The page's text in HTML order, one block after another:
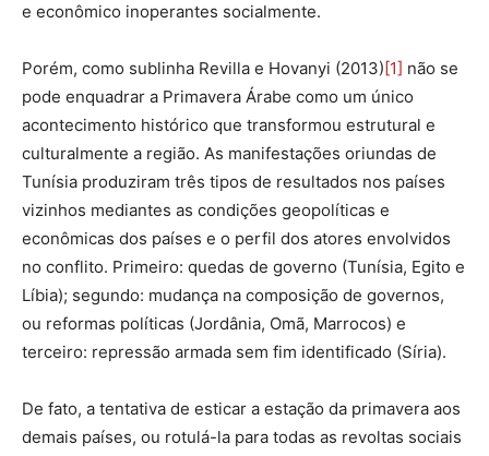
e econômico inoperantes socialmente.
Porém, como sublinha Revilla e Hovanyi (2013)[1] não se
pode enquadrar a Primavera Árabe como um único
acontecimento histórico que transformou estrutural e
culturalmente a região. As manifestações oriundas de
Tunísia produziram três tipos de resultados nos países
vizinhos mediantes as condições geopolíticas e
econômicas dos países e o perfil dos atores envolvidos
no conflito. Primeiro: quedas de governo (Tunísia, Egito e
Líbia); segundo: mudança na composição de governos,
ou reformas políticas (Jordânia, Omã, Marrocos) e
terceiro: repressão armada sem fim identificado (Síria).
De fato, a tentativa de esticar a estação da primavera aos
demais países, ou rotulá-la para todas as revoltas sociais